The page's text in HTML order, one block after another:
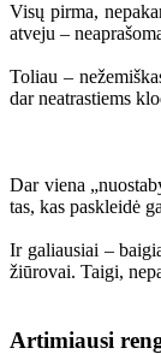
Visų pirma,
atveju –
Toliau –
dar neatrastiems
Dar viena
tas, kas paskleidė
Ir galiausiai –
žiūrovai. Taigi,
Artimiausi